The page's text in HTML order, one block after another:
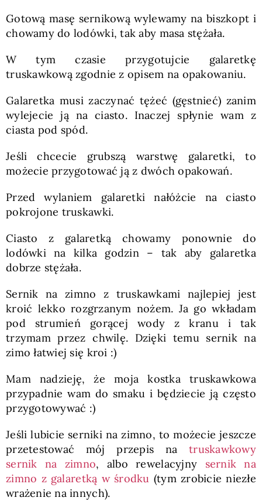
Gotową masę sernikową wylewamy na biszkopt i
chowamy do lodówki, tak aby masa stężała.
W tym czasie przygotujcie galaretkę
truskawkową zgodnie z opisem na opakowaniu.
Galaretka musi zaczynać tężeć (gęstnieć) zanim
wylejecie ją na ciasto. Inaczej spłynie wam z
ciasta pod spód.
Jeśli chcecie grubszą warstwę galaretki, to
możecie przygotować ją z dwóch opakowań.
Przed wylaniem galaretki nałóżcie na ciasto
pokrojone truskawki.
Ciasto z galaretką chowamy ponownie do
lodówki na kilka godzin – tak aby galaretka
dobrze stężała.
Sernik na zimno z truskawkami najlepiej jest
kroić lekko rozgrzanym nożem. Ja go wkładam
pod strumień gorącej wody z kranu i tak
trzymam przez chwilę. Dzięki temu sernik na
zimo łatwiej się kroi :)
Mam nadzieję, że moja kostka truskawkowa
przypadnie wam do smaku i będziecie ją często
przygotowywać :)
Jeśli lubicie serniki na zimno, to możecie jeszcze
przetestować mój przepis natruskawkowy
sernik na zimno, albo rewelacyjny sernik na
zimno z galaretką w środku (tym zrobicie niezłe
wrażenie na innych).